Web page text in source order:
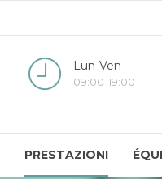
Lun-Ven
09:00-19:00
PRESTAZIONI